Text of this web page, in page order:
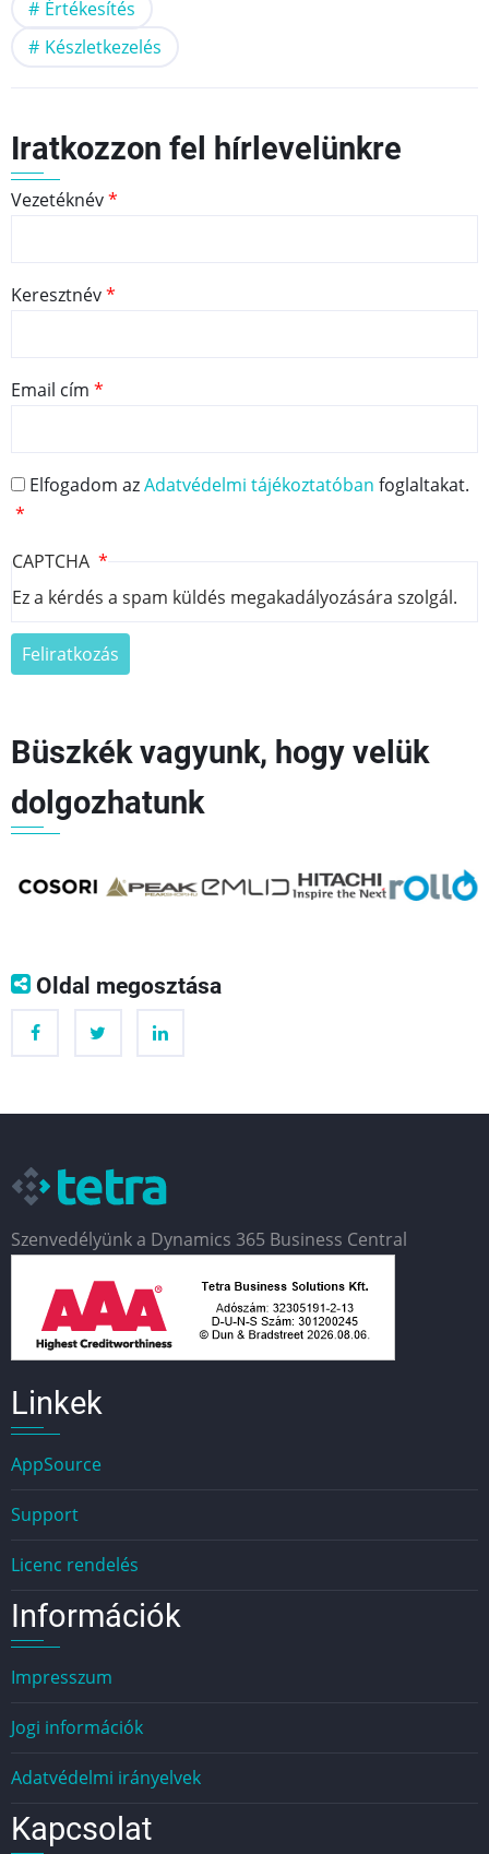
Értékesítés
Készletkezelés
Iratkozzon fel hírlevelünkre
Vezetéknév
Keresztnév
Email cím
Elfogadom azAdatvédelmi tájékoztatóban foglaltakat.
CAPTCHA
Ez a kérdés a spam küldés megakadályozására szolgál.
Büszkék vagyunk, hogy velük
dolgozhatunk
👈
👉Oldal megosztása
Szenvedélyünk a Dynamics 365 Business Central
Linkek
AppSource
Support
Licenc rendelés
Információk
Impresszum
Jogi információk
Adatvédelmi irányelvek
Kapcsolat